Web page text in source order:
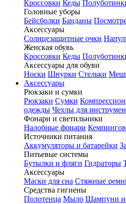
Кроссовки Кеды
Головные уборы
Бейсболки Банданы
Аксессуары
Солнцезащитные очки
Женская обувь
Кроссовки Кеды
Аксессуары для обуви
Носки Шнурки Стельки
Аксессуары
Рюкзаки и сумки
Рюкзаки Сумки
одежды Чехлы для
Фонари и светильники
Налобные фонари
Источники питания
Аккумуляторы и батарейки
Питьевые системы
Бутылки и фляги Гидраторы
Аксессуары
Маски для сна Стяжные
Средства гигиены
Полотенца Мыло Шампуни и